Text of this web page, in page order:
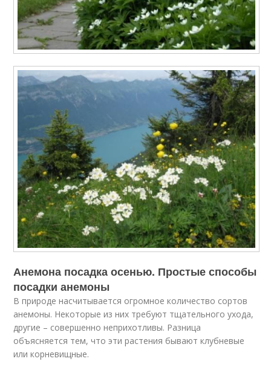
Анемона посадка осенью. Простые способы
посадки анемоны
В природе насчитывается огромное количество сортов
анемоны. Некоторые из них требуют тщательного ухода,
другие – совершенно неприхотливы. Разница
объясняется тем, что эти растения бывают клубневые
или корневищные.